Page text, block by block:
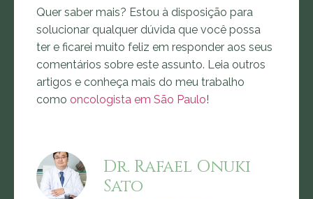
Quer saber mais? Estou à disposição para
solucionar qualquer dúvida que você possa
ter e ficarei muito feliz em responder aos seus
comentários sobre este assunto. Leia outros
artigos e conheça mais do meu trabalho
como oncologista em São Paulo!
Dr. Rafael Onuki
Sato